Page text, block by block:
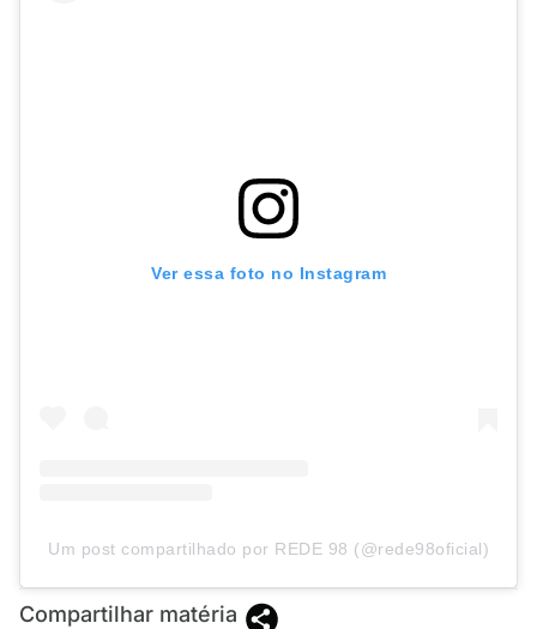
Ver essa foto no Instagram
Um post compartilhado por REDE 98 (@rede98oficial)
Compartilhar matéria